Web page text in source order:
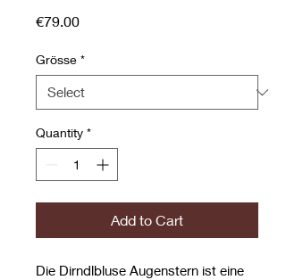
€79.00Price
Grösse *
Quantity *
Add to Cart
Die Dirndlbluse Augenstern ist eine